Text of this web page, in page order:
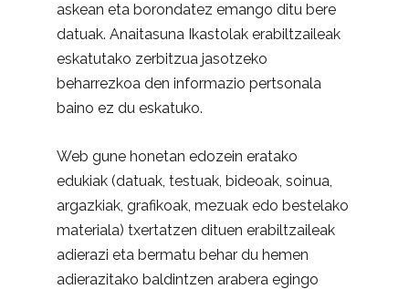
askean eta borondatez emango ditu bere
datuak. Anaitasuna Ikastolak erabiltzaileak
eskatutako zerbitzua jasotzeko
beharrezkoa den informazio pertsonala
baino ez du eskatuko.
Web gune honetan edozein eratako
edukiak (datuak, testuak, bideoak, soinua,
argazkiak, grafikoak, mezuak edo bestelako
materiala) txertatzen dituen erabiltzaileak
adierazi eta bermatu behar du hemen
adierazitako baldintzen arabera egingo